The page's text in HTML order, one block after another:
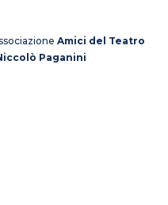
Amici del Teatro
Paganini